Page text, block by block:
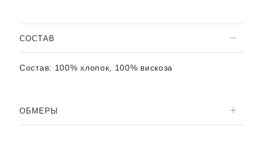
CОСТАВ
Состав: 100% хлопок, 100% вискоза
ОБМЕРЫ